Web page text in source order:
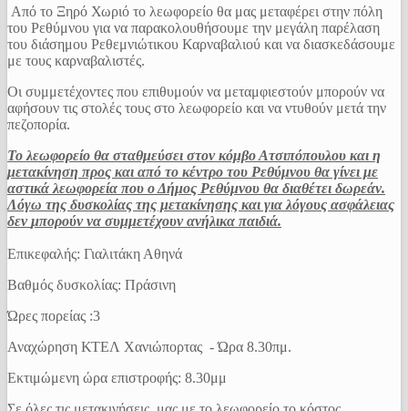
Από το Ξηρό Χωριό το λεωφορείο θα μας μεταφέρει στην πόλη
του Ρεθύμνου για να παρακολουθήσουμε την μεγάλη παρέλαση
του διάσημου Ρεθεμνιώτικου Καρναβαλιού και να διασκεδάσουμε
με τους καρναβαλιστές.
Οι συμμετέχοντες που επιθυμούν να μεταμφιεστούν μπορούν να
αφήσουν τις στολές τους στο λεωφορείο και να ντυθούν μετά την
πεζοπορία.
Το λεωφορείο θα σταθμεύσει στον κόμβο Ατσιπόπουλου και η
μετακίνηση προς και από το κέντρο του Ρεθύμνου θα γίνει με
αστικά λεωφορεία που ο Δήμος Ρεθύμνου θα διαθέτει δωρεάν.
Λόγω της δυσκολίας της μετακίνησης και για λόγους ασφάλειας
δενμπορούν να συμμετέχουν ανήλικα παιδιά.
Επικεφαλής: Γιαλιτάκη Αθηνά
Βαθμός δυσκολίας: Πράσινη
Ώρες πορείας :3
Αναχώρηση ΚΤΕΛ Χανιώπορτας - Ώρα 8.30πμ.
Εκτιμώμενη ώρα επιστροφής: 8.30μμ